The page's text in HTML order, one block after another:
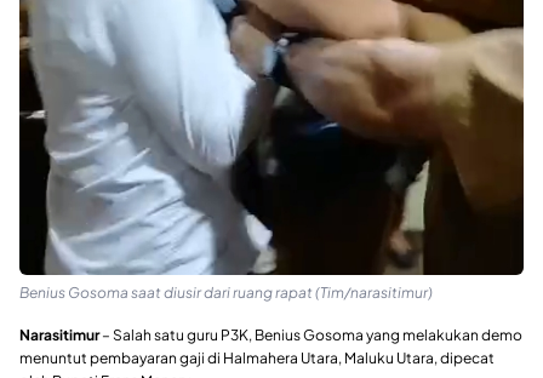
Benius Gosoma saat diusir dari ruang rapat (Tim/narasitimur)
Narasitimur– Salah satu guru P3K, Benius Gosoma yang melakukan demo
menuntut pembayaran gaji di Halmahera Utara, Maluku Utara, dipecat